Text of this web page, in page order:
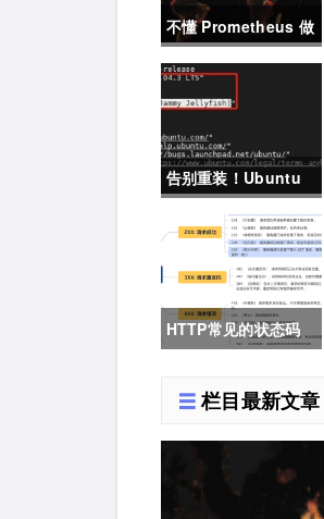
不懂 Prometheus 做
不好运维？那就来看
这一篇干货吧。
告别重装！Ubuntu
22.04直升24.04教
程，零数据丢失的终
HTTP常见的状态码
栏目最新文章